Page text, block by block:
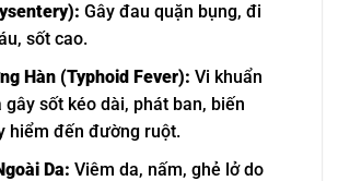
Gây đau quặn bụng, đi
sốt cao.
Hàn (Typhoid Fever): Vi khuẩn
sốt kéo dài, phát ban, biến
hiểm đến đường ruột.
Da: Viêm da, nấm, ghẻ lở do